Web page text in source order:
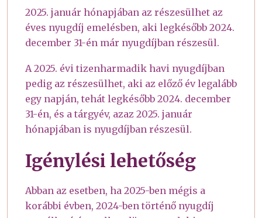
2025. január hónapjában az részesülhet az
éves nyugdíj emelésben, aki legkésőbb 2024.
december 31-én már nyugdíjban részesül.
A 2025. évi tizenharmadik havi nyugdíjban
pedig az részesülhet, aki az előző év legalább
egy napján, tehát legkésőbb 2024. december
31-én, és a tárgyév, azaz 2025. január
hónapjában is nyugdíjban részesül.
Igénylési lehetőség
Abban az esetben, ha 2025-ben mégis a
korábbi évben, 2024-ben történő nyugdíj